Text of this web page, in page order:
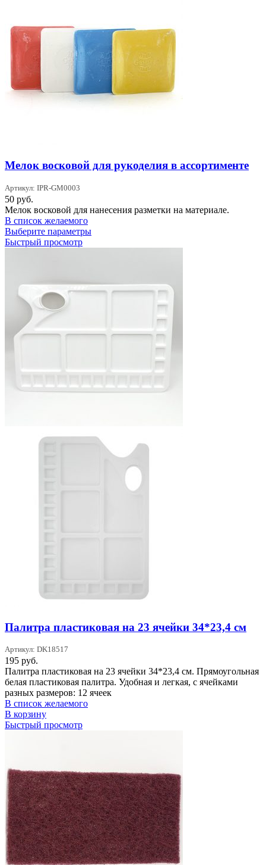
странице
товара.
Мелок восковой для рукоделия в ассортименте
Артикул: IPR-GM0003
50 руб.
Мелок восковой для нанесения разметки на материале.
В список желаемого
Выберите параметрыЭтот
Опции
можно
товара.
Быстрый просмотр
Палитра пластиковая на 23 ячейки 34*23,4 см
Артикул: DK18517
195 руб.
Палитра пластиковая на 23 ячейки 34*23,4 см. Прямоугольная
белая пластиковая палитра. Удобная и легкая, с ячейками
разных размеров: 12 ячеек
В список желаемого
В корзину
Быстрый просмотр